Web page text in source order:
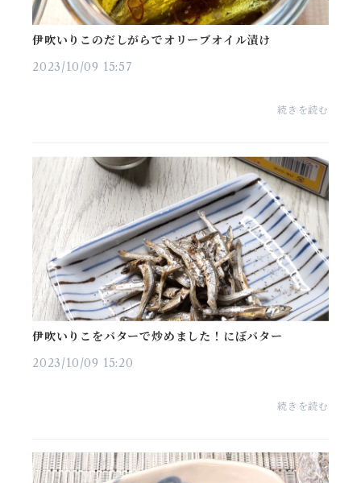
伊吹いりこのだしがらでオリーブオイル漬け
2023/10/09 15:57
続きを読む
伊吹いりこをバターで炒めました！にぼバター
2023/10/09 15:20
続きを読む